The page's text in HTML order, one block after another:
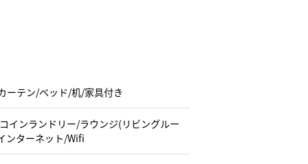
ーテン/ベッド/机/家具付き
インランドリー/ラウンジ(リビングルー
ンターネット/Wifi